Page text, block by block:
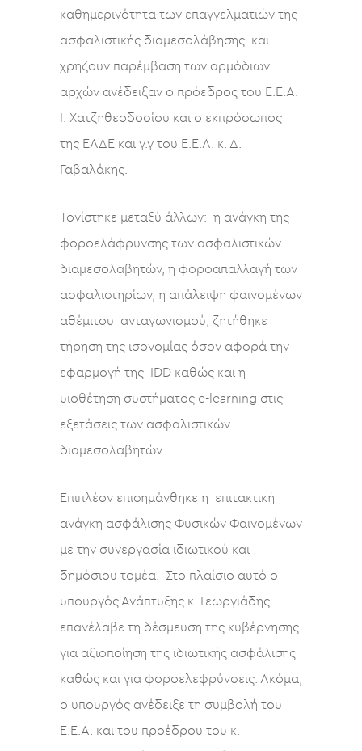
καθημερινότητα των επαγγελματιών της
ασφαλιστικής διαμεσολάβησης και
χρήζουν παρέμβαση των αρμόδιων
αρχών ανέδειξαν ο πρόεδρος του Ε.Ε.Α.
Ι. Χατζηθεοδοσίου και ο εκπρόσωπος
της ΕΑΔΕ και γ.γ του Ε.Ε.Α. κ. Δ.
Γαβαλάκης.
Τονίστηκε μεταξύ άλλων: η ανάγκη της
φοροελάφρυνσης των ασφαλιστικών
διαμεσολαβητών, η φοροαπαλλαγή των
ασφαλιστηρίων, η απάλειψη φαινομένων
αθέμιτου ανταγωνισμού, ζητήθηκε
τήρηση της ισονομίας όσoν αφορά την
εφαρμογή της IDD καθώς και η
υιοθέτηση συστήματος e-learning στις
εξετάσεις των ασφαλιστικών
διαμεσολαβητών.
Επιπλέον επισημάνθηκε η επιτακτική
ανάγκη ασφάλισης Φυσικών Φαινομένων
με την συνεργασία ιδιωτικού και
δημόσιου τομέα. Στο πλαίσιο αυτό ο
υπουργός Ανάπτυξης κ. Γεωργιάδης
επανέλαβε τη δέσμευση της κυβέρνησης
για αξιοποίηση της ιδιωτικής ασφάλισης
καθώς και για φοροελεφρύνσεις. Ακόμα,
ο υπουργός ανέδειξε τη συμβολή του
Ε.Ε.Α. και του προέδρου του κ.